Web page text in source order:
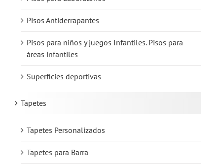
Pisos Antiderrapantes
Pisos para niños y juegos Infantiles. Pisos para
áreas infantiles
Superficies deportivas
Tapetes
Tapetes Personalizados
Tapetes para Barra